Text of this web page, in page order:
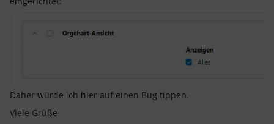
Daher würde ich hier auf einen Bug tippen.
Viele Grüße